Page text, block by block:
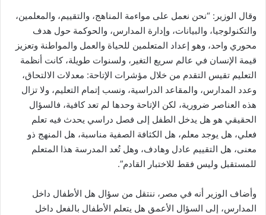
وقال الوزير: “نحن نعمل على مواءمة المناهج، والتقييم، والمعلمين،
والتكنولوجيا، والبيانات، وإدارة المدارس، والحوكمة حول هدف
محوري واحد، وهو إعداد المتعلمين للحياة والعمل والمواطنة وتعزيز
قيمة الإنسان في عالم سريع التغير، ولسنوات طويلة، كانت أنظمة
التعليم تقيس التقدم من خلال مؤشرات الإتاحة: معدلات الالتحاق،
وعدد المدارس، والمقاعد الدراسية، ونسب إتمام التعليم، ولا تزال
هذه العناصر ضرورية، لكن الإتاحة وحدها لم تعد كافية، فالسؤال
الحقيقي هو هل يدخل الطفل إلى فصل دراسي يحدث فيه تعلم
فعلي، هل يوجد معلم، هل الكثافة الصفية مناسبة، هل المنهج ذو
معنى، هل التقييم عادل وهادف، وهل تُعد المدرسة هذا المتعلم
للمستقبل وليس فقط للاختبار القادم”.
وأضاف الوزير أنه في مصر، ننتقل من سؤال هل الأطفال داخل
المدارس، إلى السؤال الأعمق هل يتعلم الأطفال بالفعل داخل